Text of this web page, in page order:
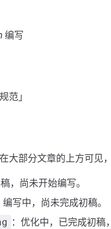
编写
范」
大部分文章的上方可见
，尚未开始编写。
编写中，尚未完成初稿。
：优化中，已完成初稿